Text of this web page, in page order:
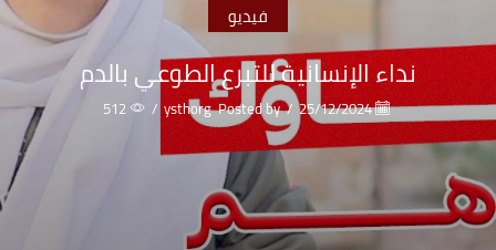
فيديو
نداء الإنسانية للتبرع الطوعي بالدم
25/12/2024
/
Posted by
ysthorg
/
512